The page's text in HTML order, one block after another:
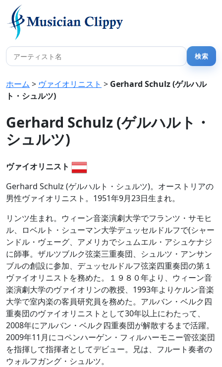
ホーム > ヴァイオリニスト > Gerhard Schulz (ゲルハル
ト・シュルツ)
Gerhard Schulz (ゲルハルト・
シュルツ)
ヴァイオリニスト
Gerhard Schulz (ゲルハルト・シュルツ)。オーストリアの
男性ヴァイオリニスト。1951年9月23日生まれ。
リンツ生まれ。ウィーン音楽演劇大学でフランツ・サモヒ
ル、ロベルト・シューマン大学デュッセルドルフで(シャー
ンドル・ヴェーグ、アメリカでシュムエル・アシュケナジ
に師事。ザルツブルク弦楽三重奏団、シュルツ・アンサン
ブルの創設に参加、デュッセルドルフ弦楽四重奏団の第１
ヴァイオリニストを務めた。１９８０年より、ウィーン音
楽演劇大学のヴァイオリンの教授、1993年よりケルン音楽
大学で室内楽の客員研究員を務めた。アルバン・ベルク四
重奏団のヴァイオリニストとして30年以上にわたって、
2008年にアルバン・ベルク四重奏団が解散するまで活躍。
2009年11月にコペンハーゲン・フィルハーモニー管弦楽団
を指揮して指揮者としてデビュー。兄は、フルート奏者の
ウォルフガング・シュルツ。